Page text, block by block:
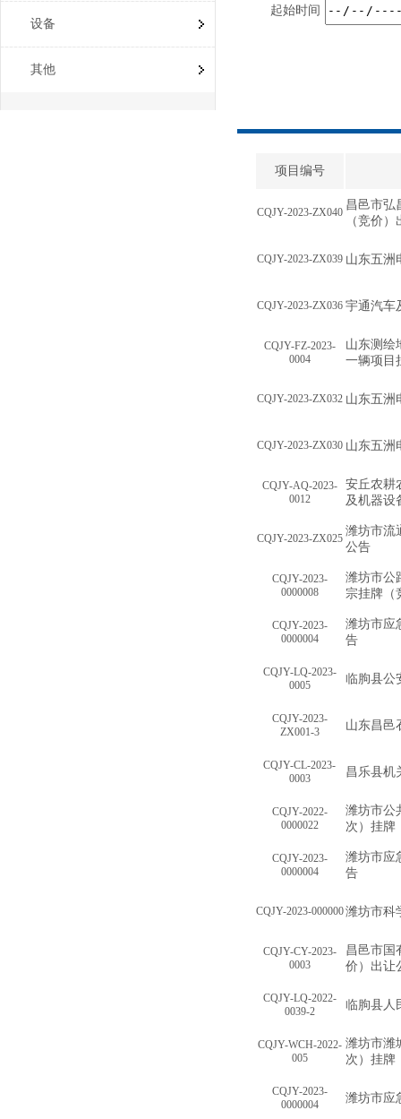
设备
其他
起始时间
项目编号
CQJY-2023-ZX040
昌邑市弘
（竞价
CQJY-2023-ZX039 山东五洲
CQJY-2023-ZX036 宇通汽车
CQJY-FZ-2023-
0004
山东测绘
一辆项目
CQJY-2023-ZX032 山东五洲
CQJY-2023-ZX030 山东五洲
CQJY-AQ-2023-
0012
安丘农耕
及机器设
CQJY-2023-ZX025
潍坊市流
公告
CQJY-2023-
0000008
潍坊市公
宗挂牌（
CQJY-2023-
0000004
潍坊市应
告
CQJY-LQ-2023-
0005
临朐县公
CQJY-2023-
ZX001-3
山东昌邑
CQJY-CL-2023-
0003
昌乐县机
CQJY-2022-
0000022
潍坊市公
次）挂牌
CQJY-2023-
0000004
潍坊市应
告
CQJY-2023-000000潍坊市科
CQJY-CY-2023-
0003
昌邑市国
价）出让
CQJY-LQ-2022-
0039-2
临朐县人
CQJY-WCH-2022-
005
潍坊市潍
次）挂牌
CQJY-2023-
0000004
潍坊市应